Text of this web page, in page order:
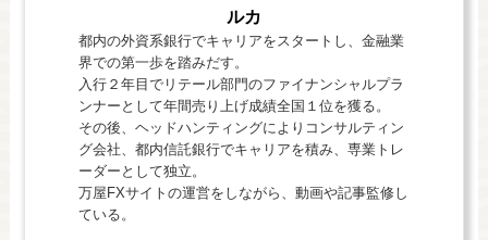
ルカ
都内の外資系銀行でキャリアをスタートし、金融業
界での第一歩を踏みだす。
入行２年目でリテール部門のファイナンシャルプラ
ンナーとして年間売り上げ成績全国１位を獲る。
その後、ヘッドハンティングによりコンサルティン
グ会社、都内信託銀行でキャリアを積み、専業トレ
ーダーとして独立。
万屋FXサイトの運営をしながら、動画や記事監修し
ている。